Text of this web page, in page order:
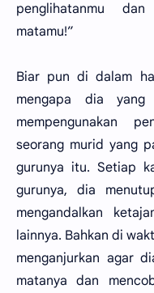
penglihatanmu
matamu!”
Biar pun di dalam
mengapa dia
mempengunakan
seorang murid yang
gurunya itu. Setiap
gurunya, dia
mengandalkan
lainnya. Bahkan di
menganjurkan agar
matanya dan